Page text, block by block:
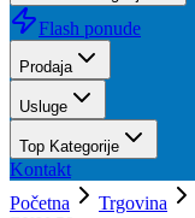
Flash ponude
Prodaja
Usluge
Top Kategorije
Kontakt
Početna
Trgovina